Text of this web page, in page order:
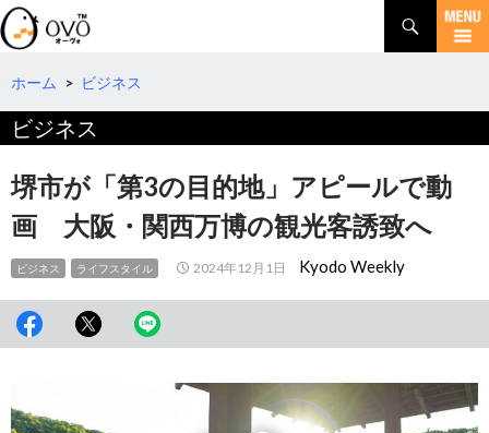
検
索
コ
テ
へ
動
ホーム > ビジネス
ビジネス
堺市が「第3の目的地」アピールで動
画 大阪・関西万博の観光客誘致へ
ビジネス ライフスタイル 2024年12月1日 Kyodo Weekly